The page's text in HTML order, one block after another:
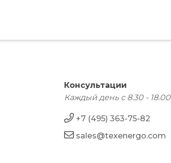
Консультации
Каждый день с 8.30 - 18.00
+7 (495) 363-75-82
sales@texenergo.com